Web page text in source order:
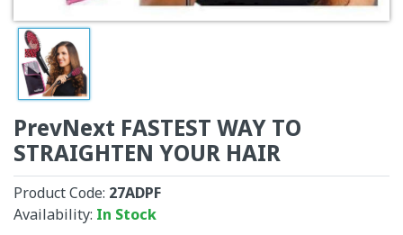
PrevNext FASTEST WAY TO
STRAIGHTEN YOUR HAIR
Product Code: 27ADPF
Availability: In Stock